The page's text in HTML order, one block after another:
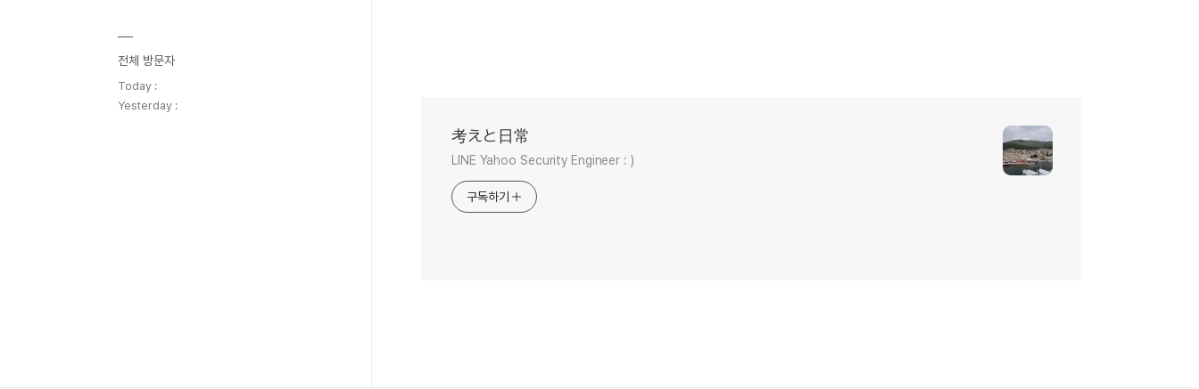
考えと日常
LINE Yahoo Security Engineer : )
구독하기
전체 방문자
Today :
Yesterday :